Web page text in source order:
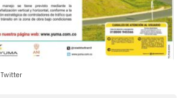
Twitter